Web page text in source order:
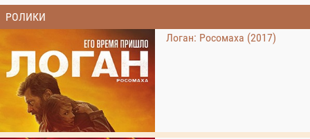
РОЛИКИ
Логан: Росомаха (2017)